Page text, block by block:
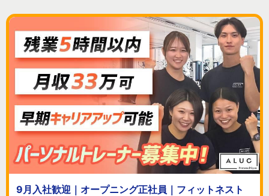
9月入社歓迎｜オープニング正社員｜フィットネスト